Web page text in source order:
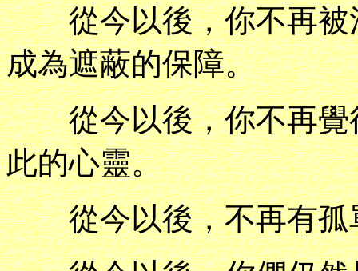
從今以後，你不再被
成為遮蔽的保障。
從今以後，你不再覺
此的心靈。
從今以後，不再有孤